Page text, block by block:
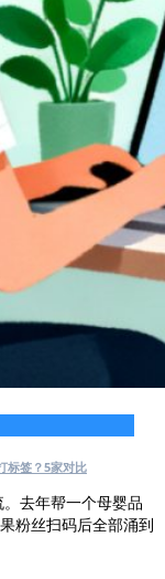
标签？5家对比
去年帮一个母婴品
粉丝扫码后全部涌到